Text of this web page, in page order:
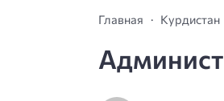
Главная Курдистан